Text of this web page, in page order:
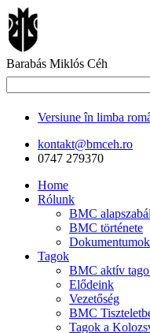
Barabás Miklós Céh
Versiune în limba
kontakt@bmceh.ro
0747 279370
Home
Rólunk
BMC
BMC története
Dokumentumok
Tagok
BMC aktív
Elődeink
Vezetőség
BMC
Tagok a